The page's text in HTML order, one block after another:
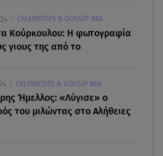
να το πιστέψουμε»
καρκίνο
CELEBRITIES & GOSSIP ΝΕΑ
Κούρκουλου: Η φωτογραφία
γιους της από το
CELEBRITIES & GOSSIP ΝΕΑ
Ήμελλος: «Λύγισε» ο
του μιλώντας στο Αλήθειες